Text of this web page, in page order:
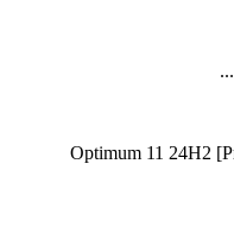
Optimum 11 24H2